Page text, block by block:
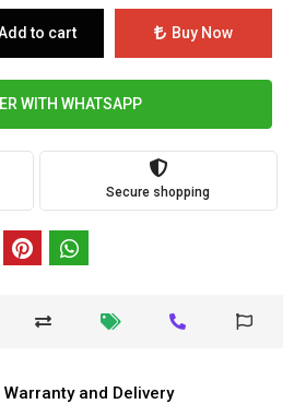
to cart Buy Now
WITH WHATSAPP
Secure shopping
Warranty and Delivery